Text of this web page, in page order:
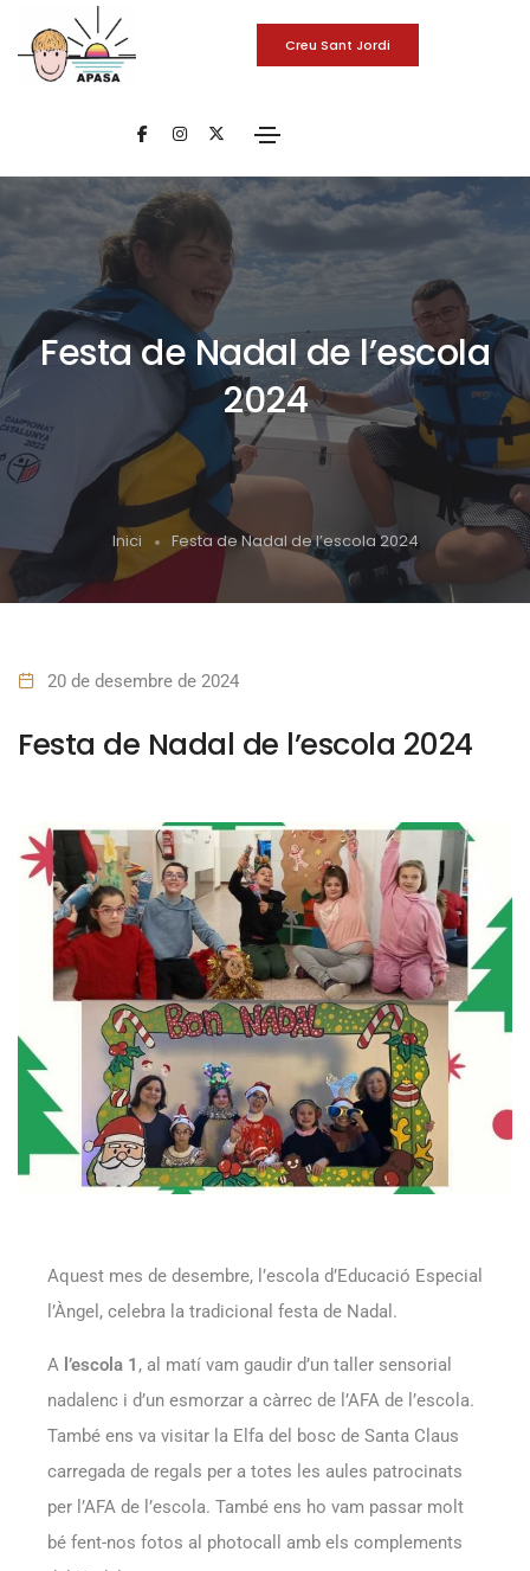
Creu Sant Jordi
Festa de Nadal de l’escola
2024
Inici Festa de Nadal de l’escola 2024
20 de desembre de 2024
Festa de Nadal de l’escola 2024
Aquest mes de desembre, l’escola d’Educació Especial
l’Àngel, celebra la tradicional festa de Nadal.
A l’escola 1 , al matí vam gaudir d’un taller sensorial
nadalenc i d’un esmorzar a càrrec de l’AFA de l’escola.
També ens va visitar la Elfa del bosc de Santa Claus
carregada de regals per a totes les aules patrocinats
per l’AFA de l’escola. També ens ho vam passar molt
bé fent-nos fotos al photocall amb els complements